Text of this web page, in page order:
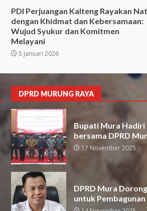
PDI Perjuangan Kalteng Rayakan
dengan Khidmat dan Kebersamaan:
Wujud Syukur dan Komitmen
Melayani
5 Januari 2026
DPRD MURUNG RAYA
Bupati Mura Hadiri
bersama DPRD
17 November 2025
DPRD Mura
untuk